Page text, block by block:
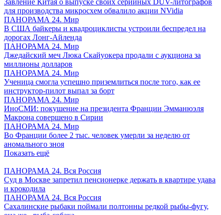
Завление Китая о выпуске своих серийных DUV-литографов
для производства микросхем обвалило акции NVidia
ПАНОРАМА 24. Мир
В США байкеры и квадроциклисты устроили беспредел на
дорогах Лонг-Айленда
ПАНОРАМА 24. Мир
Джедайский меч Люка Скайуокера продали с аукциона за
миллионы долларов
ПАНОРАМА 24. Мир
Ученица смогла успешно приземлиться после того, как ее
инструктор-пилот выпал за борт
ПАНОРАМА 24. Мир
ИноСМИ: покушение на президента Франции Эмманюэля
Макрона совершено в Сирии
ПАНОРАМА 24. Мир
Во Франции более 2 тыс. человек умерли за неделю от
аномального зноя
Показать ещё
ПАНОРАМА 24. Вся Россия
Суд в Москве запретил пенсионерке держать в квартире удава
и крокодила
ПАНОРАМА 24. Вся Россия
Сахалинские рыбаки поймали полтонны редкой рыбы-фугу,